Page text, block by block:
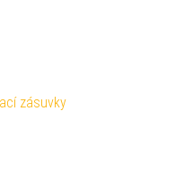
zásuvky